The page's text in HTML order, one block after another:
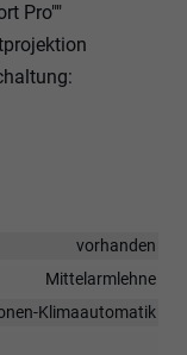
Pro""
vorhanden
Mittelarmlehne
Klimaautomatik